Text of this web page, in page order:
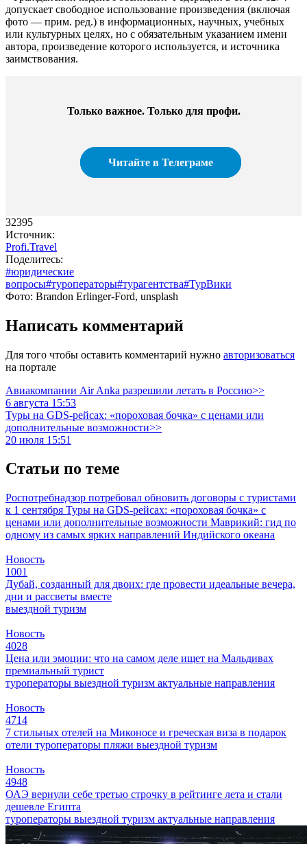
допускает свободное использование произведения (включая
фото — прим. ред.) в информационных, научных, учебных
или культурных целях, но с обязательным указанием имени
автора, произведение которого используется, и источника
заимствования.
Только важное. Только для профи.​
Читайте в Телеграме
32395
Источник:
Profi.Travel
Поделитесь:
#юридические
вопросы#туроператоры#турагентства#ТурВики
Фото: Brandon Erlinger-Ford, unsplash
Написать комментарий
Для того чтобы оставить комментарий нужно авторизоваться
на портале
Авиакомпании Air Anka разрешили летать в Россию>>
6 августа 15:53
Туры на GDS-рейсах: «пороховая бочка» с ценами или
дополнительные возможности>>
20 июля 15:51
Статьи по теме
Роспотребнадзор потребовал обновить договоры с туристами
к 1 сентября Туры на GDS-рейсах: «пороховая бочка» с
ценами или дополнительные возможности Маврикий: гид по
одному из самых ярких направлений Индийского океана
Новость
1001
Дубай, созданный для двоих: где провести идеальные вечера,
дни и рассветы вместе
выездной туризм
Новость
4028
Цена или эмоции: что на самом деле ищет на Мальдивах
премиальный турист
туроператоры выездной туризм актуальные направления
Новость
4714
7 стильных отелей на Миконосе и греческая виза в подарок
отели туроператоры пляжи выездной туризм
Новость
4948
ОАЭ вернули себе третью строчку в рейтинге лета и стали
дешевле Египта
туроператоры выездной туризм актуальные направления